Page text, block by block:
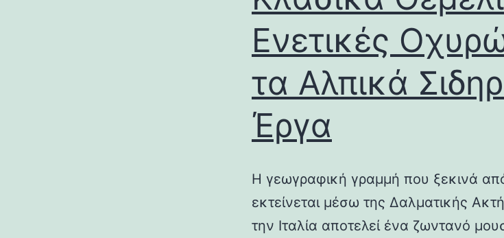
Ενετικές
τα Αλπικά
Έργα
Η γεωγραφική γραμμή που ξεκινά
εκτείνεται μέσω της Δαλματικής
την Ιταλία αποτελεί ένα ζωντανό